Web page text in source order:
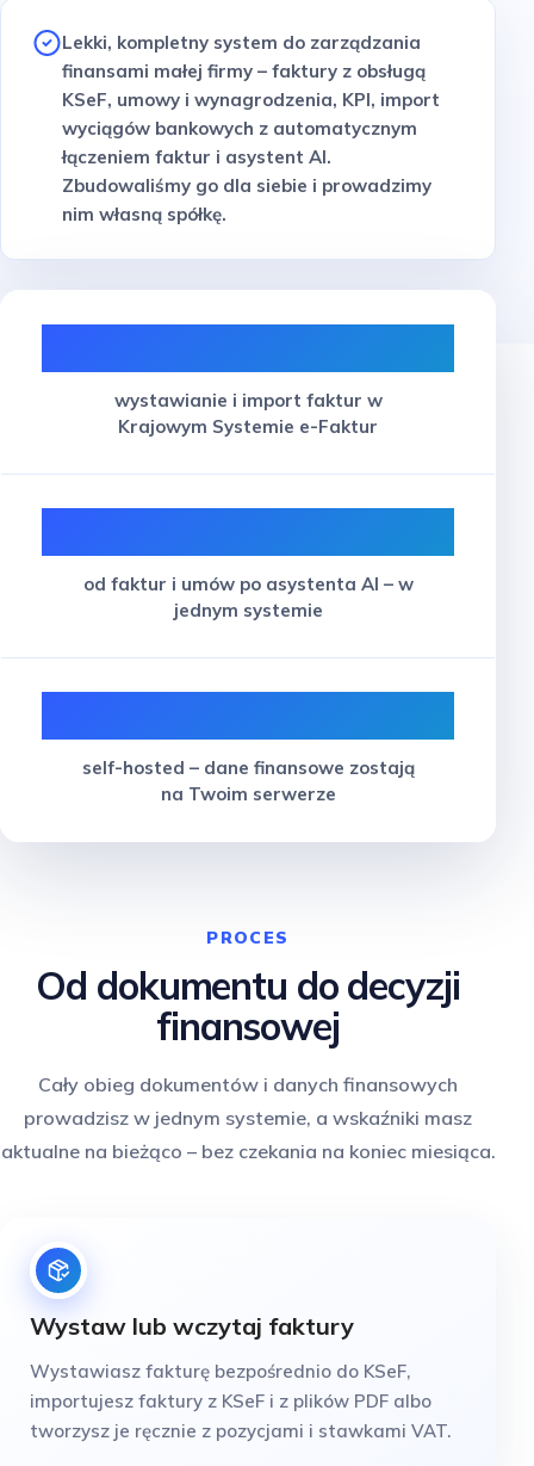
Lekki, kompletny system do zarządzania
finansami małej firmy – faktury z obsługą
KSeF, umowy i wynagrodzenia, KPI, import
wyciągów bankowych z automatycznym
łączeniem faktur i asystent AI.
Zbudowaliśmy go dla siebie i prowadzimy
nim własną spółkę.
wystawianie i import faktur w
Krajowym Systemie e-Faktur
od faktur i umów po asystenta AI – w
jednym systemie
self-hosted – dane finansowe zostają
na Twoim serwerze
PROCES
Od dokumentu do decyzji
finansowej
Cały obieg dokumentów i danych finansowych
prowadzisz w jednym systemie, a wskaźniki masz
aktualne na bieżąco – bez czekania na koniec miesiąca.
Wystaw lub wczytaj faktury
Wystawiasz fakturę bezpośrednio do KSeF,
importujesz faktury z KSeF i z plików PDF albo
tworzysz je ręcznie z pozycjami i stawkami VAT.